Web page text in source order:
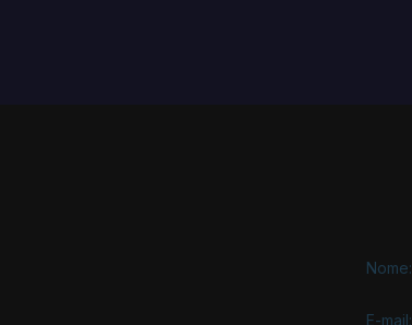
Nome:
E-mail: